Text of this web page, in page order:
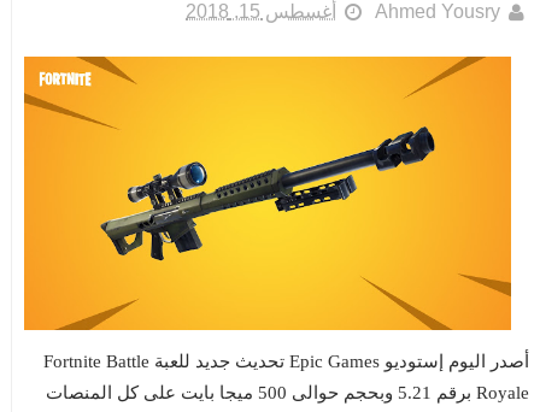
Ahmed Yousry أغسطس 15, 2018
أصدر اليوم إستوديو Epic Games تحديث جديد للعبة Fortnite Battle
Royale برقم 5.21 وبحجم حوالى 500 ميجا بايت على كل المنصات